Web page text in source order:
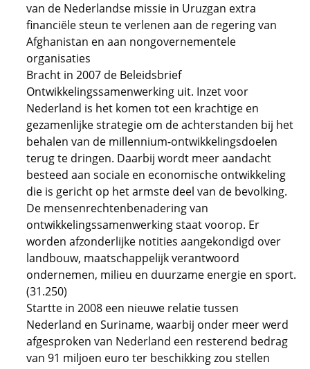
van de Nederlandse missie in Uruzgan extra
financiële steun te verlenen aan de regering van
Afghanistan en aan nongovernementele
organisaties
Bracht in 2007 de Beleidsbrief
Ontwikkelingssamenwerking uit. Inzet voor
Nederland is het komen tot een krachtige en
gezamenlijke strategie om de achterstanden bij het
behalen van de millennium-ontwikkelingsdoelen
terug te dringen. Daarbij wordt meer aandacht
besteed aan sociale en economische ontwikkeling
die is gericht op het armste deel van de bevolking.
De mensenrechtenbenadering van
ontwikkelingssamenwerking staat voorop. Er
worden afzonderlijke notities aangekondigd over
landbouw, maatschappelijk verantwoord
ondernemen, milieu en duurzame energie en sport.
(31.250)
Startte in 2008 een nieuwe relatie tussen
Nederland en Suriname, waarbij onder meer werd
afgesproken van Nederland een resterend bedrag
van 91 miljoen euro ter beschikking zou stellen